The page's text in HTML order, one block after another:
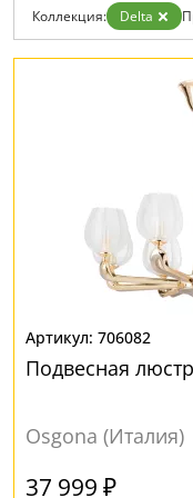
Коллекция: Delta
706082
Подвесная
Osgona (Италия)
37 999 ₽